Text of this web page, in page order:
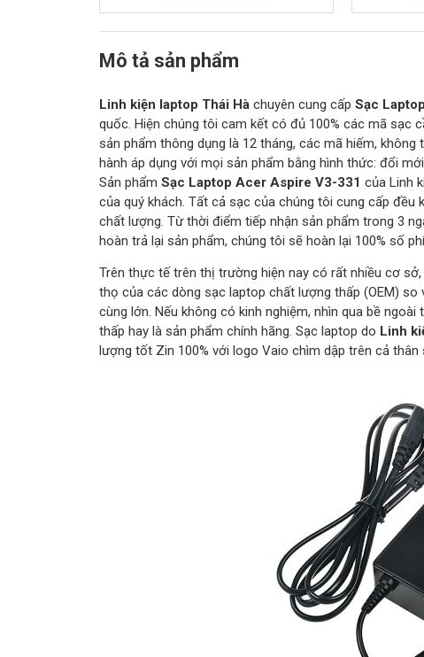
Mô tả sản phẩm
Linh kiện laptop Thái Hà chuyên cung cấp Sạc
quốc. Hiện chúng tôi cam kết có đủ 100% các mã sạc
sản phẩm thông dụng là 12 tháng, các mã hiếm,
hành áp dụng với mọi sản phẩm bằng hình thức: đổi
Sản phẩm Sạc Laptop Acer Aspire V3-331 của Linh
của quý khách. Tất cả sạc của chúng tôi cung cấp
chất lượng. Từ thời điểm tiếp nhận sản phẩm trong 3
hoàn trả lại sản phẩm, chúng tôi sẽ hoàn lại 100% số
Trên thực tế trên thị trường hiện nay có rất nhiều cơ
thọ của các dòng sạc laptop chất lượng thấp (OEM)
cùng lớn. Nếu không có kinh nghiệm, nhìn qua bề
thấp hay là sản phẩm chính hãng. Sạc laptop do Linh
lượng tốt Zin 100% với logo Vaio chìm dập trên cả thân